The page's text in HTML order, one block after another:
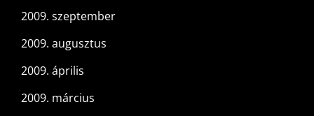
2009. szeptember
2009. augusztus
2009. április
2009. március